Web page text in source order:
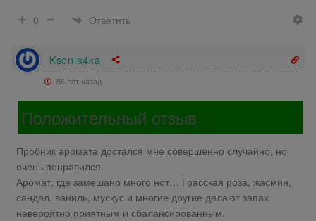
0
Ответить
Ksenia4ka
56 лет назад
Положительный отзыв
Пробник аромата достался мне совершенно случайно, но
очень понравился.
Аромат, где замешано много нот… Грасская роза, жасмин,
сандал, ваниль, мускус и многие другие делают запах
невероятно приятным и сбалансированным.